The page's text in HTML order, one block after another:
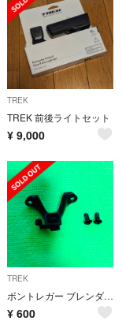
TREK
TREK 前後ライトセット
¥ 9,000
TREK
ボントレガー ブレンダー サドルアクセサリー マウント
¥ 600